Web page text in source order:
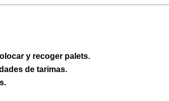
y recoger palets.
de tarimas.